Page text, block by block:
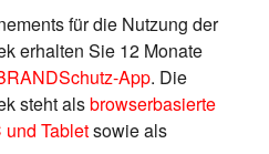
für die Nutzung der
erhalten Sie 12 Monate
App. Die
steht alsbrowserbasierte
Tabletsowie als